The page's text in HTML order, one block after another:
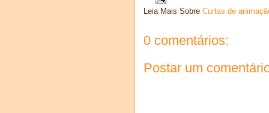
Leia Mais Sobre Curtas de
0 comentários:
Postar um